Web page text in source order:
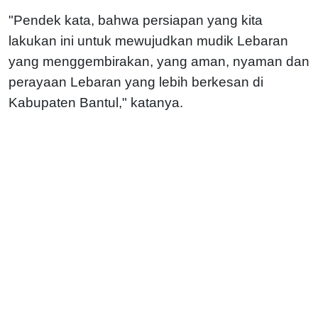
"Pendek kata, bahwa persiapan yang kita
lakukan ini untuk mewujudkan mudik Lebaran
yang menggembirakan, yang aman, nyaman dan
perayaan Lebaran yang lebih berkesan di
Kabupaten Bantul," katanya.